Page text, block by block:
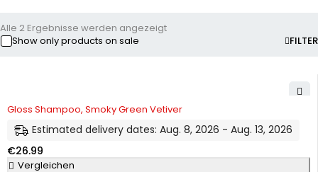
FILTER
Alle 2 Ergebnisse werden angezeigt
Show only products on sale
Gloss Shampoo, Smoky Green Vetiver
Estimated delivery dates: Aug. 8, 2026 - Aug. 13, 2026
€26.99
Vergleichen